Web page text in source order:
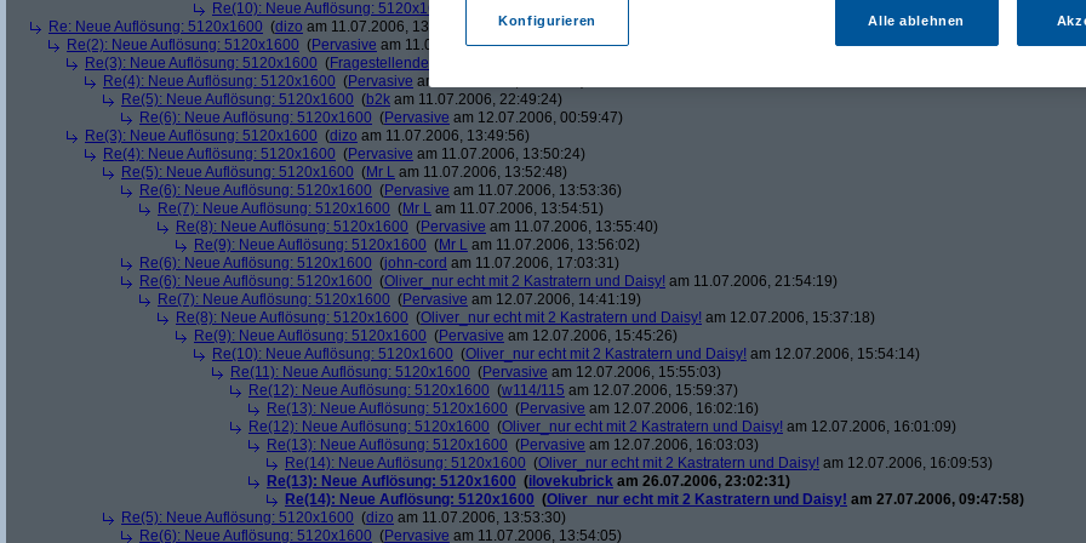
Re(10): Neue Auflösung: 5120x1600
Re: Neue Auflösung: 5120x1600 (dizo am 11.07.2006, 13:47:29)
Re(2): Neue Auflösung: 5120x1600 (Pervasive am 11.07.2006, 13:47:59)
Re(3): Neue Auflösung: 5120x1600 (Fragestellender
Re(4): Neue Auflösung: 5120x1600 (Pervasive am 11.07.2006, 13:49:01)
Re(5): Neue Auflösung: 5120x1600 (b2k am 11.07.2006, 22:49:24)
Re(6): Neue Auflösung: 5120x1600 (Pervasive am 12.07.2006, 00:59:47)
Re(3): Neue Auflösung: 5120x1600 (dizo am 11.07.2006, 13:49:56)
Re(4): Neue Auflösung: 5120x1600 (Pervasive am 11.07.2006, 13:50:24)
Re(5): Neue Auflösung: 5120x1600 (Mr L am 11.07.2006, 13:52:48)
Re(6): Neue Auflösung: 5120x1600 (Pervasive am 11.07.2006, 13:53:36)
Re(7): Neue Auflösung: 5120x1600 (Mr L am 11.07.2006, 13:54:51)
Re(8): Neue Auflösung: 5120x1600 (Pervasive am 11.07.2006, 13:55:40)
Re(9): Neue Auflösung: 5120x1600 (Mr L am 11.07.2006, 13:56:02)
Re(6): Neue Auflösung: 5120x1600 (john-cord am 11.07.2006, 17:03:31)
Re(6): Neue Auflösung: 5120x1600 (Oliver_nur echt mit 2 Kastratern und Daisy! am 11.07.2006, 21:54:19)
Re(7): Neue Auflösung: 5120x1600 (Pervasive am 12.07.2006, 14:41:19)
Re(8): Neue Auflösung: 5120x1600 (Oliver_nur echt mit 2 Kastratern und Daisy! am 12.07.2006, 15:37:18)
Re(9): Neue Auflösung: 5120x1600 (Pervasive am 12.07.2006, 15:45:26)
Re(10): Neue Auflösung: 5120x1600 (Oliver_nur echt mit 2 Kastratern und Daisy! am 12.07.2006, 15:54:14)
Re(11): Neue Auflösung: 5120x1600 (Pervasive am 12.07.2006, 15:55:03)
Re(12): Neue Auflösung: 5120x1600 (w114/115 am 12.07.2006, 15:59:37)
Re(13): Neue Auflösung: 5120x1600 (Pervasive am 12.07.2006, 16:02:16)
Re(12): Neue Auflösung: 5120x1600 (Oliver_nur echt mit 2 Kastratern und Daisy! am 12.07.2006, 16:01:09)
Re(13): Neue Auflösung: 5120x1600 (Pervasive am 12.07.2006, 16:03:03)
Re(14): Neue Auflösung: 5120x1600 (Oliver_nur echt mit 2 Kastratern und Daisy! am 12.07.2006, 16:09:53)
Re(13): Neue Auflösung: 5120x1600 (ilovekubrick am 26.07.2006, 23:02:31)
Re(14): Neue Auflösung: 5120x1600 (Oliver_nur echt mit 2 Kastratern und Daisy! am 27.07.2006, 09:47:58)
Re(5): Neue Auflösung: 5120x1600 (dizo am 11.07.2006, 13:53:30)
Re(6): Neue Auflösung: 5120x1600 (Pervasive am 11.07.2006, 13:54:05)
Konfigurieren Alle ablehnen